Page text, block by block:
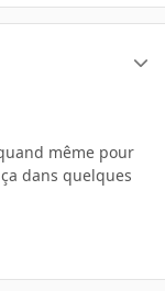
même pour
dans quelques